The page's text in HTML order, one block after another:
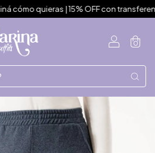
quieras | 15% OFF con
0